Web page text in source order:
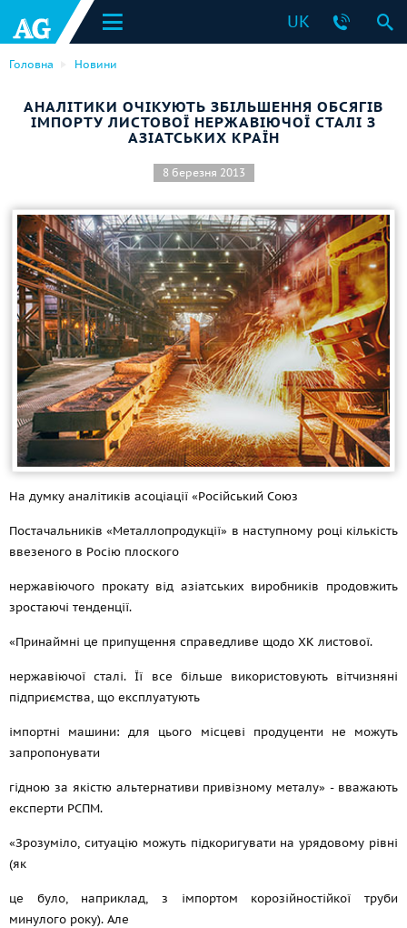
UK
Головна Новини
АНАЛІТИКИ ОЧІКУЮТЬ ЗБІЛЬШЕННЯ ОБСЯГІВ
ІМПОРТУ ЛИСТОВОЇ НЕРЖАВІЮЧОЇ СТАЛІ З
АЗІАТСЬКИХ КРАЇН
8 березня 2013
На думку аналітиків асоціації «Російський Союз
Постачальників «Металлопродукції» в наступному році кількість
ввезеного в Росію плоского
нержавіючого прокату від азіатських виробників продовжить
зростаючі тенденції.
«Принаймні це припущення справедливе щодо ХК листової.
нержавіючої сталі. Її все більше використовують вітчизняні
підприємства, що експлуатують
імпортні машини: для цього місцеві продуценти не можуть
запропонувати
гідною за якістю альтернативи привізному металу» - вважають
експерти РСПМ.
«Зрозуміло, ситуацію можуть підкоригувати на урядовому рівні
(як
це було, наприклад, з імпортом корозійностійкої труби
минулого року). Але